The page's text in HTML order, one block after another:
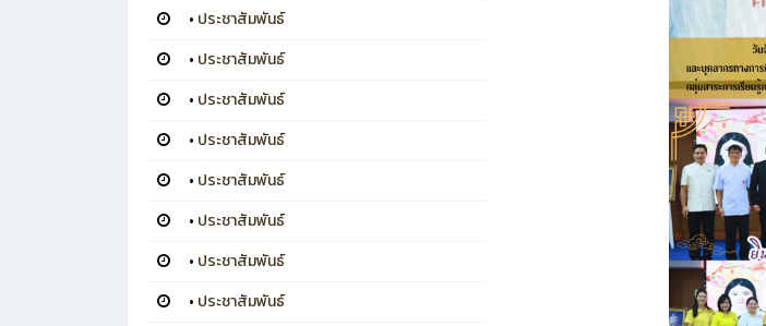
• ประชาสัมพันธ์
• ประชาสัมพันธ์
• ประชาสัมพันธ์
• ประชาสัมพันธ์
• ประชาสัมพันธ์
• ประชาสัมพันธ์
• ประชาสัมพันธ์
• ประชาสัมพันธ์